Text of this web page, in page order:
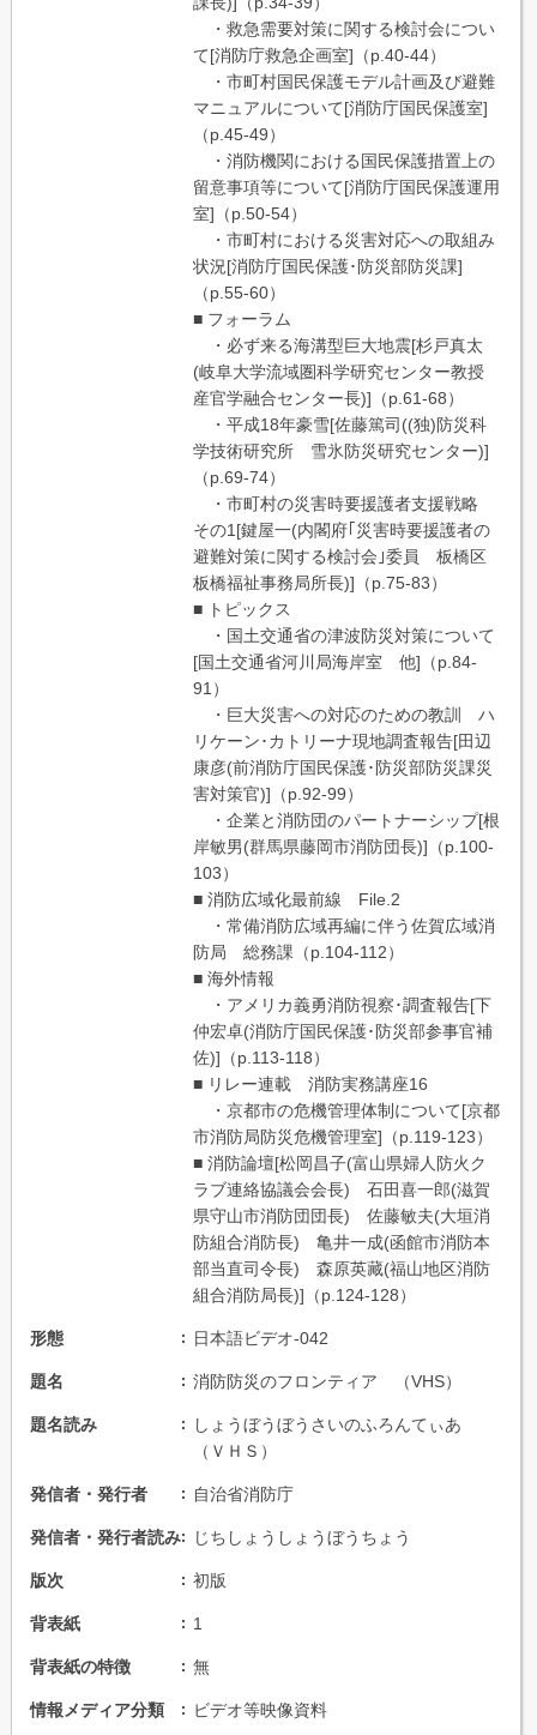
・救急需要対策に関する検討会につい
て[消防庁救急企画室]（p.40-44）
・市町村国民保護モデル計画及び避難
マニュアルについて[消防庁国民保護室]
（p.45-49）
・消防機関における国民保護措置上の
留意事項等について[消防庁国民保護運用
室]（p.50-54）
・市町村における災害対応への取組み
状況[消防庁国民保護･防災部防災課]
（p.55-60）
■ フォーラム
・必ず来る海溝型巨大地震[杉戸真太
(岐阜大学流域圏科学研究センター教授
産官学融合センター長)]（p.61-68）
・平成18年豪雪[佐藤篤司((独)防災科
学技術研究所 雪氷防災研究センター)]
（p.69-74）
・市町村の災害時要援護者支援戦略
その1[鍵屋一(内閣府｢災害時要援護者の
避難対策に関する検討会｣委員 板橋区
板橋福祉事務局所長)]（p.75-83）
■ トピックス
・国土交通省の津波防災対策について
[国土交通省河川局海岸室 他]（p.84-
91）
・巨大災害への対応のための教訓 ハ
リケーン･カトリーナ現地調査報告[田辺
康彦(前消防庁国民保護･防災部防災課災
害対策官)]（p.92-99）
・企業と消防団のパートナーシップ[根
岸敏男(群馬県藤岡市消防団長)]（p.100-
103）
■ 消防広域化最前線 File.2
・常備消防広域再編に伴う佐賀広域消
防局 総務課（p.104-112）
■ 海外情報
・アメリカ義勇消防視察･調査報告[下
仲宏卓(消防庁国民保護･防災部参事官補
佐)]（p.113-118）
■ リレー連載 消防実務講座16
・京都市の危機管理体制について[京都
市消防局防災危機管理室]（p.119-123）
■ 消防論壇[松岡昌子(富山県婦人防火ク
ラブ連絡協議会会長) 石田喜一郎(滋賀
県守山市消防団団長) 佐藤敏夫(大垣消
防組合消防長) 亀井一成(函館市消防本
部当直司令長) 森原英藏(福山地区消防
組合消防局長)]（p.124-128）
形態 日本語ビデオ-042
題名 消防防災のフロンティア （VHS）
題名読み
しょうぼうぼうさいのふろんてぃあ
（ＶＨＳ）
発信者・発行者 自治省消防庁
発信者・発行者読み じちしょうしょうぼうちょう
版次 初版
背表紙 1
背表紙の特徴 無
情報メディア分類 ビデオ等映像資料